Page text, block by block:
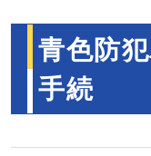
青色防
手続